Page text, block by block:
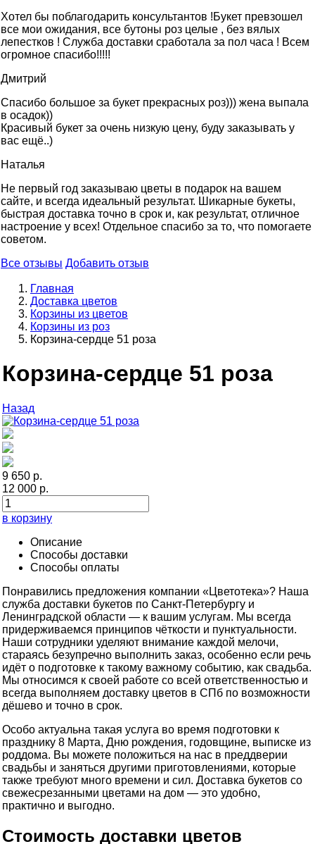
Хотел бы поблагодарить консультантов !Букет превзошел
все мои ожидания, все бутоны роз целые , без вялых
лепестков ! Служба доставки сработала за пол часа ! Всем
огромное спасибо!!!!!
Дмитрий
Спасибо большое за букет прекрасных роз))) жена выпала
в осадок))
Красивый букет за очень низкую цену, буду заказывать у
вас ещё..)
Наталья
Не первый год заказываю цветы в подарок на вашем
сайте, и всегда идеальный результат. Шикарные букеты,
быстрая доставка точно в срок и, как результат, отличное
настроение у всех! Отдельное спасибо за то, что помогаете
советом.
Все отзывы Добавить отзыв
Главная
Доставка цветов
Корзины из цветов
Корзины из роз
Корзина-сердце 51 роза
Корзина-сердце 51 роза
Назад
9 650 р.
12 000 р.
в корзину
Описание
Способы доставки
Способы оплаты
Понравились предложения компании «Цветотека»? Наша
служба доставки букетов по Санкт-Петербургу и
Ленинградской области — к вашим услугам. Мы всегда
придерживаемся принципов чёткости и пунктуальности.
Наши сотрудники уделяют внимание каждой мелочи,
стараясь безупречно выполнить заказ, особенно если речь
идёт о подготовке к такому важному событию, как свадьба.
Мы относимся к своей работе со всей ответственностью и
всегда выполняем доставку цветов в СПб по возможности
дёшево и точно в срок.
Особо актуальна такая услуга во время подготовки к
празднику 8 Марта, Дню рождения, годовщине, выписке из
роддома. Вы можете положиться на нас в преддверии
свадьбы и заняться другими приготовлениями, которые
также требуют много времени и сил. Доставка букетов со
свежесрезанными цветами на дом — это удобно,
практично и выгодно.
Стоимость доставки цветов